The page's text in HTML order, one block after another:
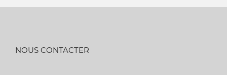
NOUS CONTACTER